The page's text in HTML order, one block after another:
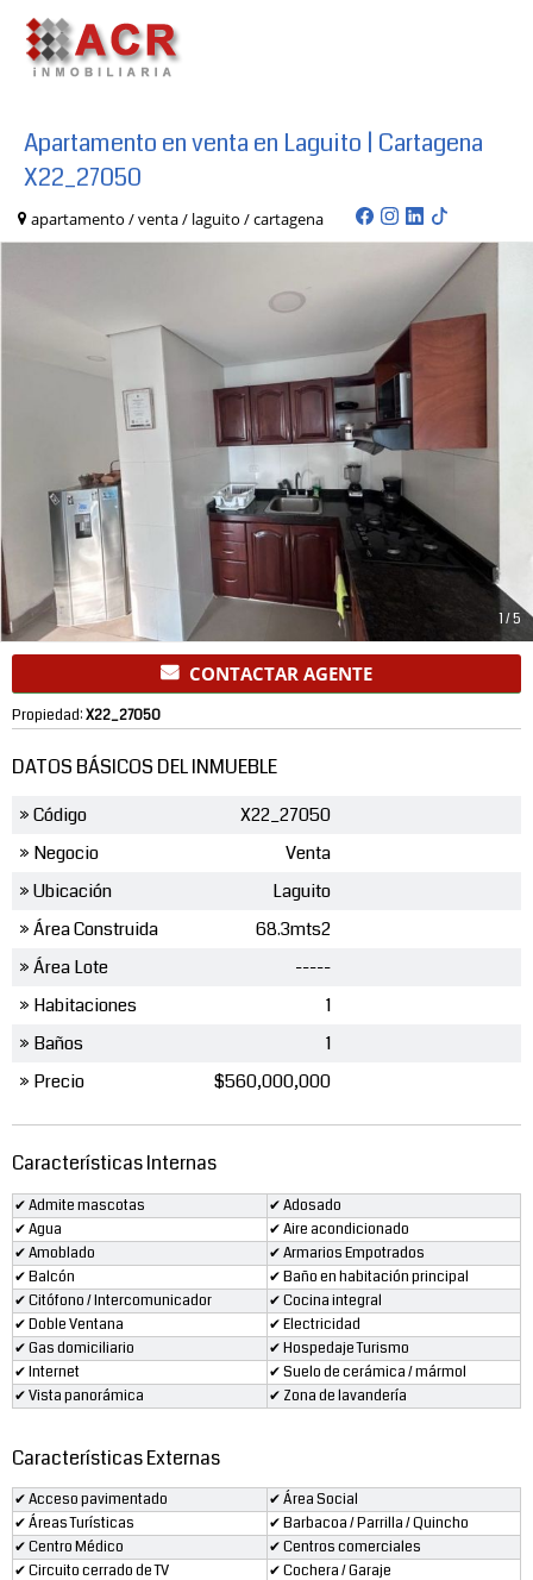
Apartamento en venta en Laguito | Cartagena
X22_27050
apartamento / venta / laguito / cartagena
1/5
CONTACTAR AGENTE
Propiedad:X22_27050
DATOS BÁSICOS DEL INMUEBLE
» Código
X22_27050
» Negocio
Venta
» Ubicación
Laguito
» Área Construida
68.3mts2
» Área Lote
-----
» Habitaciones
1
» Baños
1
» Precio
$560,000,000
Características Internas
✔ Admite mascotas
✔ Adosado
✔ Agua
✔ Aire acondicionado
✔ Amoblado
✔ Armarios Empotrados
✔ Balcón
✔ Baño en habitación principal
✔ Citófono / Intercomunicador
✔ Cocina integral
✔ Doble Ventana
✔ Electricidad
✔ Gas domiciliario
✔ Hospedaje Turismo
✔ Internet
✔ Suelo de cerámica / mármol
✔ Vista panorámica
✔ Zona de lavandería
Características Externas
✔ Acceso pavimentado
✔ Área Social
✔ Áreas Turísticas
✔ Barbacoa / Parrilla / Quincho
✔ Centro Médico
✔ Centros comerciales
✔ Circuito cerrado de TV
✔ Cochera / Garaje